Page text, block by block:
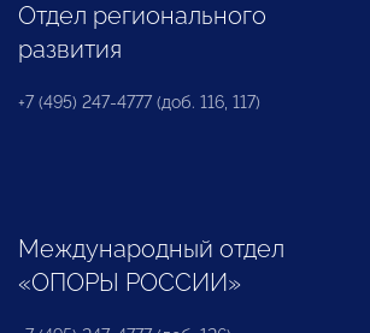
Отдел регионального
развития
+7 (495) 247-4777 (доб. 116, 117)
Международный отдел
«ОПОРЫ РОССИИ»